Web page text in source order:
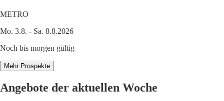
METRO
Mo. 3.8. - Sa. 8.8.2026
Noch bis morgen gültig
Mehr Prospekte
Angebote der aktuellen Woche